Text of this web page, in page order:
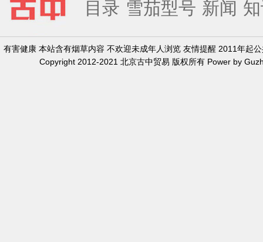
目录 雪茄型号 新闻
有害健康 本站含有烟草内容 不欢迎未成年人浏览 友情提醒 2011年起
Copyright 2012-2021 北京古中贸易 版权所有 Power by